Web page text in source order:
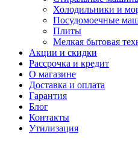
Холодильники и
Посудомоечные
Плиты
Мелкая бытовая
Акции и скидки
Рассрочка и кредит
О магазине
Доставка и оплата
Гарантия
Блог
Контакты
Утилизация